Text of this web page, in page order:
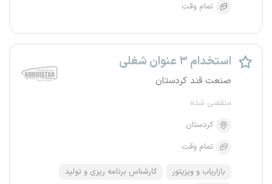
تمام وقت
استخدام ۳ عنوان شغلی
صنعت قند کردستان
منقضی شده
کردستان
تمام وقت
بازاریاب و ویزیتور
کارشناس برنامه ریزی و تولید